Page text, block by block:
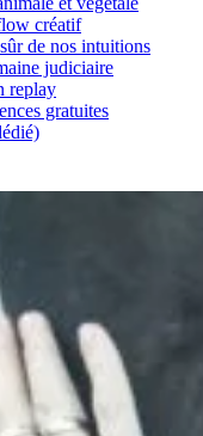
créatif
de nos intuitions
judiciaire
replay
gratuites